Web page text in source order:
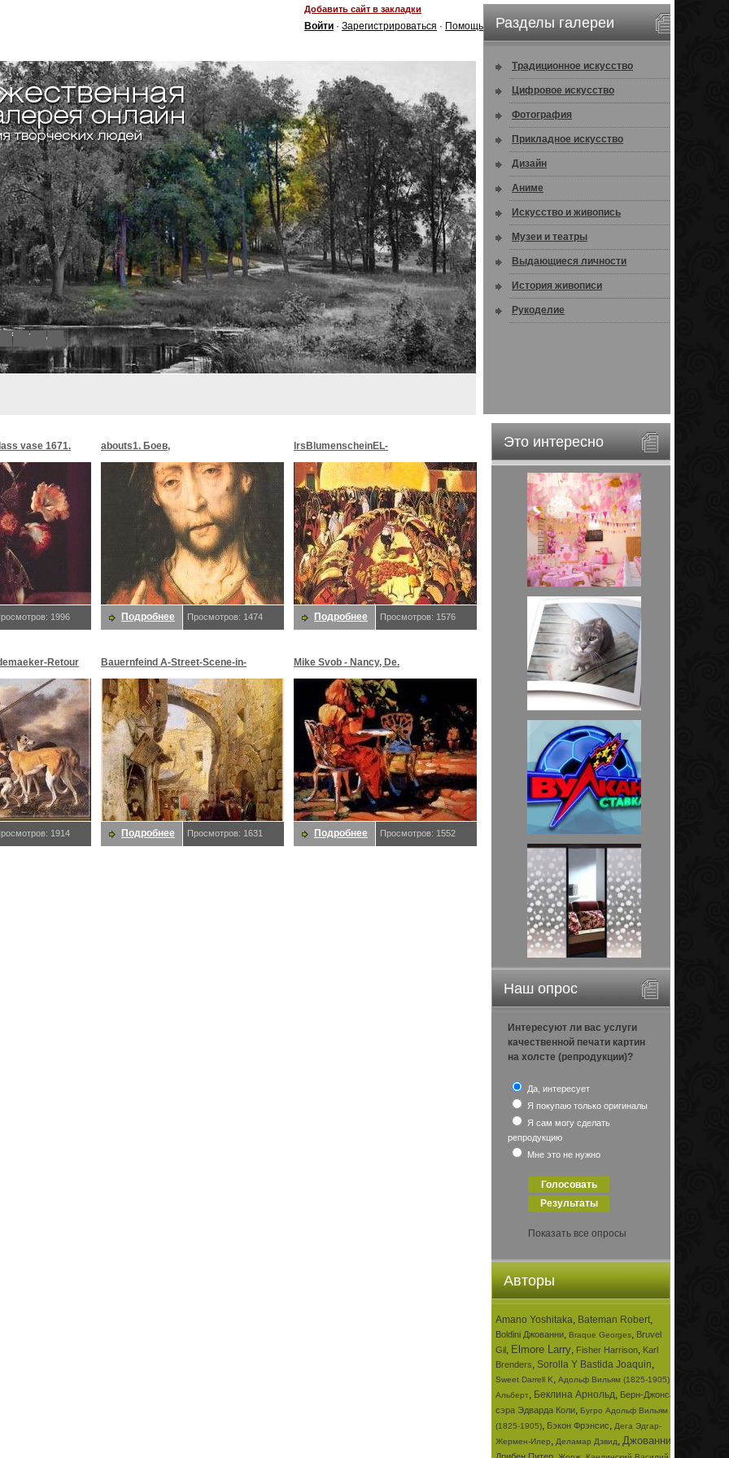
Добавить сайт в закладки
Войти · Зарегистрироваться · Помощь
8
Разделы галереи
Традиционное искусство
Цифровое искусство
Фотография
Прикладное искусство
Дизайн
Аниме
Искусство и живопись
Музеи и театры
Выдающиеся личности
История живописи
Рукоделие
Это интересно
Наш опрос
Интересуют ли вас услуги
качественной печати картин
на холсте (репродукции)?
Да, интересует
Я покупаю только оригиналы
Я сам могу сделать
репродукцию
Мне это не нужно
Показать все опросы
Авторы
Amano Yoshitaka, Bateman Robert,
Boldini Джованни, Braque Georges, Bruvel
Gil, Elmore Larry, Fisher Harrison, Karl
Brenders, Sorolla Y Bastida Joaquin,
Sweet Darrell K, Адольф Вильям (1825-1905)
Альберт, Беклина Арнольд, Берн-Джонса
сэра Эдварда Коли, Бугро Адольф Вильям
(1825-1905), Бэкон Фрэнсис, Дега Эдгар-
Жермен-Илер, Деламар Дэвид, Джованни
vase 1671.
1996
abouts1. Боев,
Подробнее Просмотров: 1474
lrsBlumenscheinEL-
MoonMorningstar&EveStar.
Blumenschein,
Подробнее Просмотров: 1576
Retour
1914
Bauernfeind A-Street-Scene-in-
Jerusalem-sj. Bauernfeind,
Подробнее Просмотров: 1631
Mike Svob - Nancy, De.
Подробнее Просмотров: 1552